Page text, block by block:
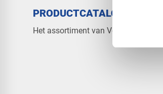
PRODUCTCATALOGUS 2026
Het assortiment van Vos Products